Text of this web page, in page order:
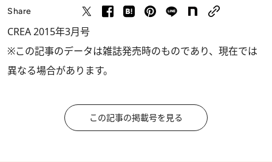
Share
CREA 2015年3月号
※この記事のデータは雑誌発売時のものであり、現在では
異なる場合があります。
この記事の掲載号を見る